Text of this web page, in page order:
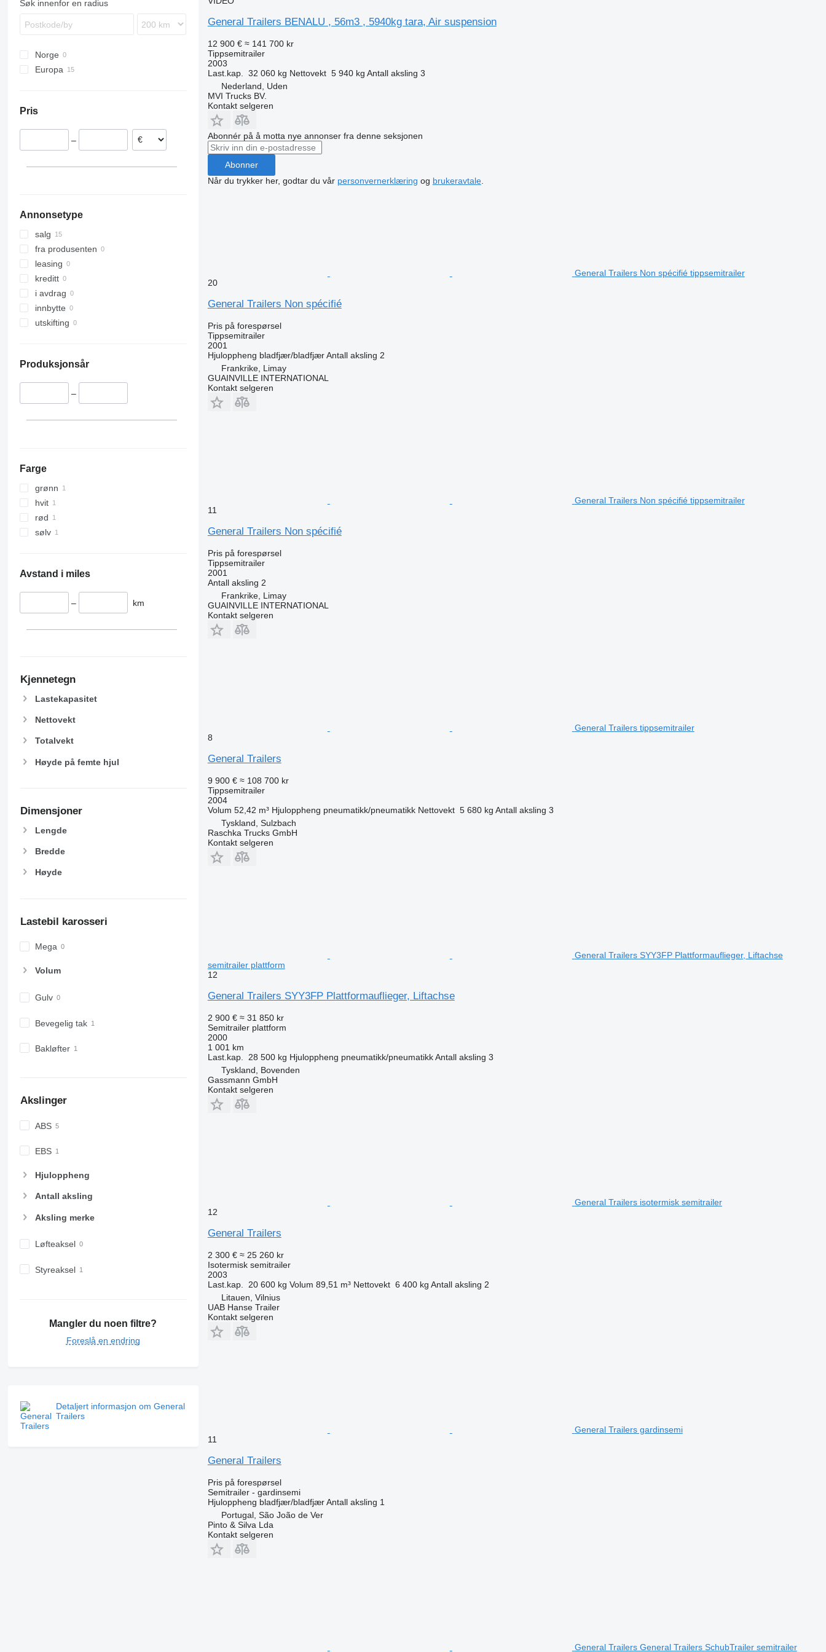
SPR
Søk innenfor en radius
Norge
Europa
Nederland
Litauen
Pris
–
Annonsetype
salg
fra produsenten
leasing
kreditt
i avdrag
innbytte
utskifting
Produksjonsår
–
Farge
grønn
hvit
rød
sølv
Avstand i miles
– km
Kjennetegn
Lastekapasitet
Nettovekt
Totalvekt
Høyde på femte hjul
Dimensjoner
Lengde
Bredde
Høyde
Lastebil karosseri
Mega
Volum
Gulv
Bevegelig tak
Bakløfter
Akslinger
ABS
EBS
Hjuloppheng
Antall aksling
Aksling merke
Løfteaksel
Styreaksel
Mangler du noen filtre?
Foreslå en endring
Detaljert informasjon om General
Trailers
General Trailers BENALU , 56m3 , 5940kg tara, Air suspension
12 900 € ≈ 141 700 kr
Tippsemitrailer
2003
Last.kap.
32 060 kg Nettovekt 5 940 kg Antall aksling 3
Nederland, Uden
MVI Trucks BV.
Kontakt selgeren
Abonnér på å motta nye annonser fra denne seksjonen
Abonner
Når du trykker her, godtar du vår personvernerklæring og brukeravtale.
General Trailers Non spécifié tippsemitrailer
20
General Trailers Non spécifié
Pris på forespørsel
Tippsemitrailer
2001
Hjuloppheng bladfjær/bladfjær Antall aksling 2
Frankrike, Limay
GUAINVILLE INTERNATIONAL
Kontakt selgeren
General Trailers Non spécifié tippsemitrailer
11
General Trailers Non spécifié
Pris på forespørsel
Tippsemitrailer
2001
Antall aksling 2
Frankrike, Limay
GUAINVILLE INTERNATIONAL
Kontakt selgeren
General Trailers tippsemitrailer
8
General Trailers
9 900 € ≈ 108 700 kr
Tippsemitrailer
2004
Volum 52,42 m³ Hjuloppheng pneumatikk/pneumatikk Nettovekt 5 680 kg Antall aksling 3
Tyskland, Sulzbach
Raschka Trucks GmbH
Kontakt selgeren
General Trailers SYY3FP Plattformauflieger, Liftachse
semitrailer plattform
12
General Trailers SYY3FP Plattformauflieger, Liftachse
2 900 € ≈ 31 850 kr
Semitrailer plattform
2000
1 001 km
Last.kap.
28 500 kg Hjuloppheng pneumatikk/pneumatikk Antall aksling 3
Tyskland, Bovenden
Gassmann GmbH
Kontakt selgeren
General Trailers isotermisk semitrailer
12
General Trailers
2 300 € ≈ 25 260 kr
Isotermisk semitrailer
2003
Last.kap.
20 600 kg Volum 89,51 m³ Nettovekt 6 400 kg Antall aksling 2
Litauen, Vilnius
UAB Hanse Trailer
Kontakt selgeren
General Trailers gardinsemi
11
General Trailers
Pris på forespørsel
Semitrailer - gardinsemi
Hjuloppheng bladfjær/bladfjær Antall aksling 1
Portugal, São João de Ver
Pinto & Silva Lda
Kontakt selgeren
General Trailers General Trailers SchubTrailer semitrailer